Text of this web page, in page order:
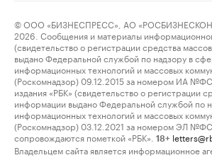
© ООО «БИЗНЕСПРЕСС», АО
2026. Сообщения и материалы
(свидетельство о регистрации средства
выдано Федеральной службой по надзору в
информационных технологий и массовых
(Роскомнадзор) 09.12.2015 за номером ИА
издания «РБК» (свидетельство о регистрации
информации выдано Федеральной службой по
информационных технологий и массовых
(Роскомнадзор) 03.12.2021 за номером ЭЛ
сопровождаются пометкой «РБК».
18+
Владельцем сайта является информационное